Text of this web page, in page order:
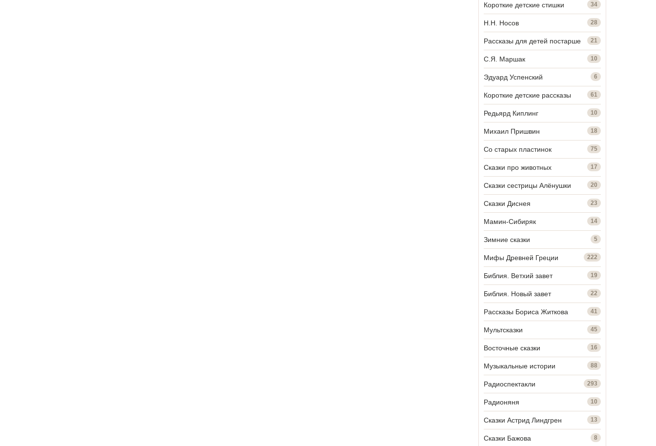
Короткие детские стишки 34
Н.Н. Носов 28
Рассказы для детей постарше 21
С.Я. Маршак 10
Эдуард Успенский 6
Короткие детские рассказы 61
Редьярд Киплинг 10
Михаил Пришвин 18
Со старых пластинок 75
Сказки про животных 17
Сказки сестрицы Алёнушки 20
Сказки Диснея 23
Мамин-Сибиряк 14
Зимние сказки 5
Мифы Древней Греции 222
Библия. Ветхий завет 19
Библия. Новый завет 22
Рассказы Бориса Житкова 41
Мультсказки 45
Восточные сказки 16
Музыкальные истории 88
Радиоспектакли 293
Радионяня 10
Сказки Астрид Линдгрен 13
Сказки Бажова 8